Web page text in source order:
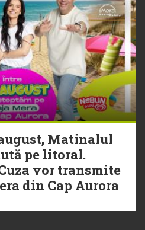
Matinalul
pe litoral.
vor transmite
din Cap Aurora